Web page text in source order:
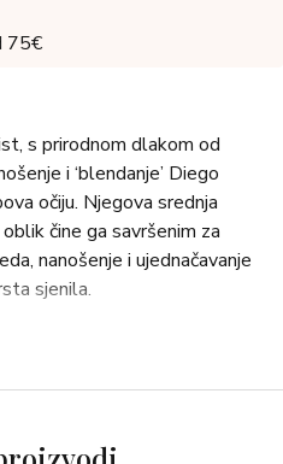
75€
s prirodnom dlakom od
i ‘blendanje’ Diego
očiju. Njegova srednja
čine ga savršenim za
nanošenje i ujednačavanje
sjenila.